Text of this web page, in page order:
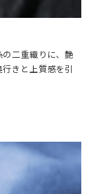
二重織りに、艶
きと上質感を引